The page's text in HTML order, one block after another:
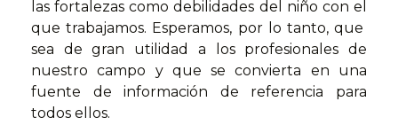
las fortalezas como debilidades del niño con el
que trabajamos. Esperamos, por lo tanto, que
sea de gran utilidad a los profesionales de
nuestro campo y que se convierta en una
fuente de información de referencia para
todos ellos.